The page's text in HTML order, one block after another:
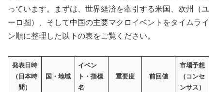
っています。まずは、世界経済を牽引する米国、欧州（ユ
ーロ圏）、そして中国の主要マクロイベントをタイムライ
ン順に整理した以下の表をご覧ください。
発表日時
（日本時
間）
国・地域
イベン
ト・指標
名
重要度 前回値
市場予想
（コンセ
ンサス）